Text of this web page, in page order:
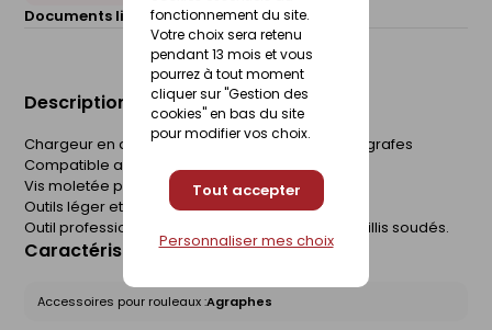
fonctionnement du site.
Votre choix sera retenu
pendant 13 mois et vous
pourrez à tout moment
cliquer sur "Gestion des
cookies" en bas du site
pour modifier vos choix.
Tout accepter
Personnaliser mes choix
Documents liés :
Fiche technique
Description du produit
Chargeur en acier traité d'une capacité de 50 agrafes
Compatible avec agrafes Omega 18
Vis moletée pour démontage rapide
Outils léger et maniable.
Outil professionnel pour mailles courantes et treillis soudés.
Caractéristiques du produit
Accessoires pour rouleaux :Agraphes